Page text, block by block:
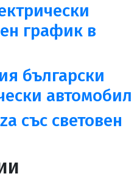
график в
български
автомобил
със световен